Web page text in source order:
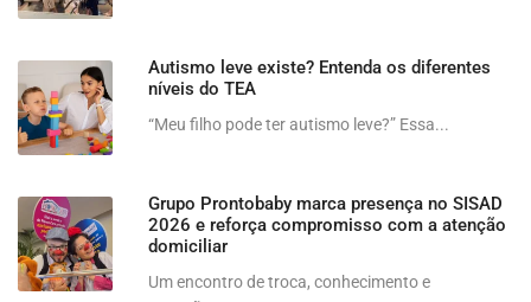
Autismo leve existe? Entenda os diferentes
níveis do TEA
“Meu filho pode ter autismo leve?” Essa...
Grupo Prontobaby marca presença no SISAD
2026 e reforça compromisso com a atenção
domiciliar
Um encontro de troca, conhecimento e